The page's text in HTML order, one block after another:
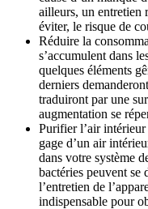
ailleurs, un entretien
éviter, le risque de
Réduire la
s’accumulent dans
quelques éléments
derniers
traduiront par une
augmentation se
Purifier l’air
gage d’un air
dans votre système
bactéries peuvent se
l’entretien de
indispensable pour